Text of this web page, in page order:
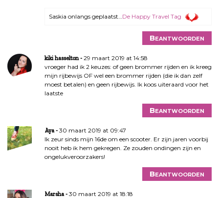
Saskia onlangs geplaatst… De Happy Travel Tag
Beantwoorden
kiki hasselton
29 maart 2019 at 14:58
vroeger had ik 2 keuzes: of geen brommer rijden en ik kreeg
mijn rijbewijs OF wel een brommer rijden (die ik dan zelf
moest betalen) en geen rijbewijs. Ik koos uiteraard voor het
laatste
Beantwoorden
Aya
30 maart 2019 at 09:47
Ik zeur sinds mijn 16de om een scooter. Er zijn jaren voorbij
nooit heb ik hem gekregen. Ze zouden ondingen zijn en
ongelukveroorzakers!
Beantwoorden
Marsha
30 maart 2019 at 18:18